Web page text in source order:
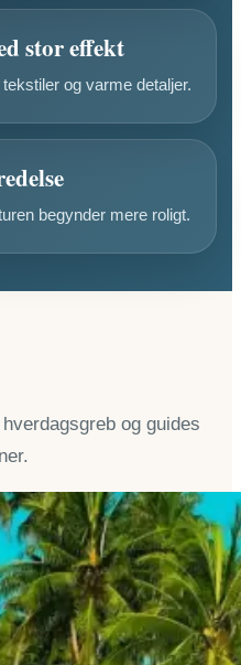
stor effekt
og varme detaljer.
begynder mere roligt.
og guides